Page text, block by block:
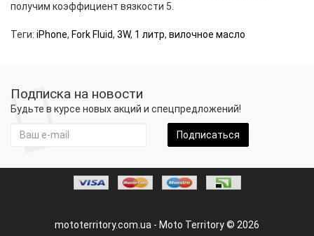
получим коэффициент вязкости 5.
Теги: iPhone, Fork Fluid, 3W, 1 литр, вилочное масло
Подписка на новости
Будьте в курсе новых акций и спецпредложений!
Подписаться
mototerritory.com.ua - Moto Territory © 2026